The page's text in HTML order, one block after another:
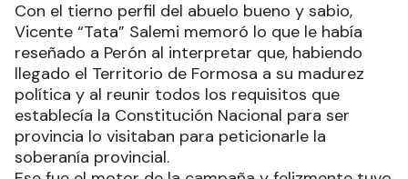
Con el tierno perfil del abuelo bueno y sabio,
Vicente “Tata” Salemi memoró lo que le había
reseñado a Perón al interpretar que, habiendo
llegado el Territorio de Formosa a su madurez
política y al reunir todos los requisitos que
establecía la Constitución Nacional para ser
provincia lo visitaban para peticionarle la
soberanía provincial.